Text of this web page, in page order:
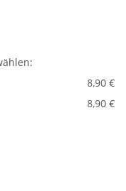
8,90 €
8,90 €